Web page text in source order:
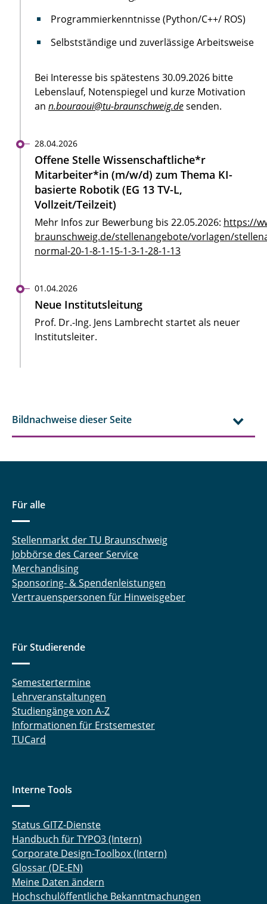
Programmierkenntnisse (Python/C++/ ROS)
Selbstständige und zuverlässige Arbeitsweise
Bei Interesse bis spätestens 30.09.2026 bitte
Lebenslauf, Notenspiegel und kurze Motivation
an n.bouraoui@tu-braunschweig.desenden.
28.04.2026
Offene Stelle Wissenschaftliche*r
Mitarbeiter*in (m/w/d) zum Thema KI-
basierte Robotik (EG 13 TV-L,
Vollzeit/Teilzeit)
Mehr Infos zur Bewerbung bis 22.05.2026: https://
braunschweig.de/stellenangebote/vorlagen/
normal-20-1-8-1-15-1-3-1-28-1-13
01.04.2026
Neue Institutsleitung
Prof. Dr.-Ing. Jens Lambrecht startet als neuer
Institutsleiter.
Bildnachweise dieser Seite
Für alle
Stellenmarkt der TU Braunschweig
Jobbörse des Career Service
Merchandising
Sponsoring- & Spendenleistungen
Vertrauenspersonen für Hinweisgeber
Für Studierende
Semestertermine
Lehrveranstaltungen
Studiengänge von A-Z
Informationen für Erstsemester
TUCard
Interne Tools
Status GITZ-Dienste
Handbuch für TYPO3 (Intern)
Corporate Design-Toolbox (Intern)
Glossar (DE-EN)
Meine Daten ändern
Hochschulöffentliche Bekanntmachungen